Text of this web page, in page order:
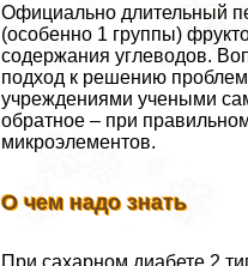
Официально длительный
(особенно 1 группы)
содержания углеводов.
подход к решению
учреждениями учеными
обратное – при
микроэлементов.
О чем надо знать